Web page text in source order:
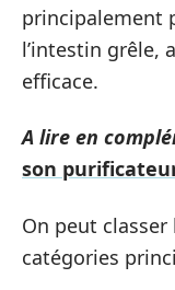
principalement
l’intestin grêle,
efficace.
A lire en
son purificateur
On peut
catégories